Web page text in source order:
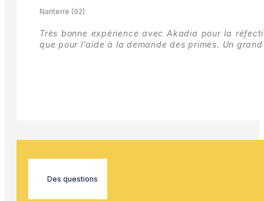
Nanterre (92)
Très bonne expérience avec Akadia pour la
que pour l'aide à la demande des primes. Un
Des questions